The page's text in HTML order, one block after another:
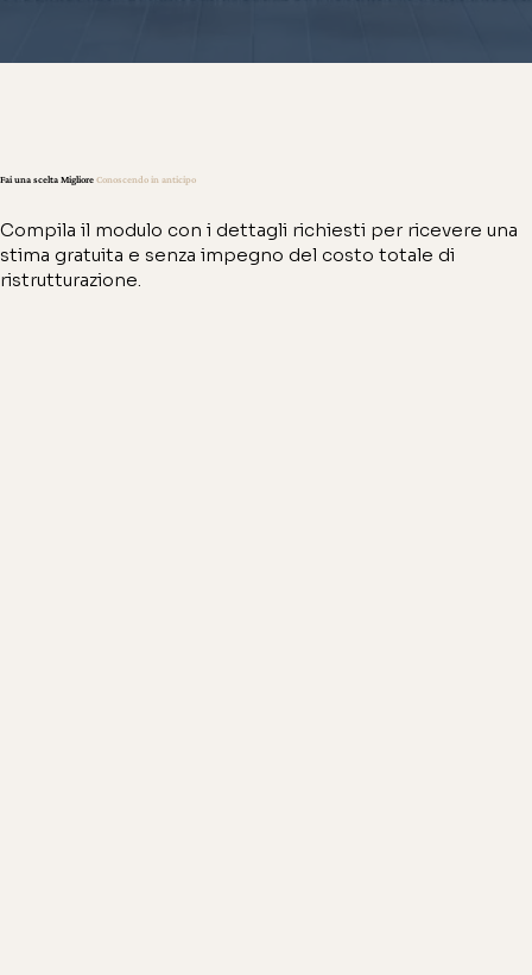
Fai una scelta Migliore Conoscendo in anticipo
Compila il modulo con i dettagli richiesti per ricevere una
stima gratuita e senza impegno del costo totale di
ristrutturazione.